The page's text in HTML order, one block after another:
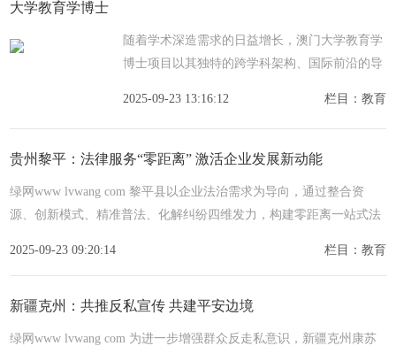
大学教育学博士
随着学术深造需求的日益增长，澳门大学教育学
博士项目以其独特的跨学科架构、国际前沿的导
高，入选难
2025-09-23 13:16:12 栏目：教育
贵州黎平：法律服务“零距离” 激活企业发展新动能
绿网www lvwang com 黎平县以企业法治需求为导向，通过整合资
源、创新模式、精准普法、化解纠纷四维发力，构建零距离一站式法
2025-09-23 09:20:14
栏目：教育
新疆克州：共推反私宣传 共建平安边境
绿网www lvwang com 为进一步增强群众反走私意识，新疆克州康苏